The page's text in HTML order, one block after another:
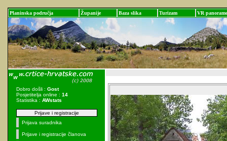
Planinska područja Županije Baza slika Turizam VR panorame
Dobro došli : Gost
Posjetitelja online : 14
Statistika : AWstats
Prijave i registracije
Prijava suradnika
Prijave i registracije članova